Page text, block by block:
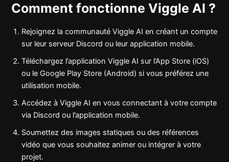
Comment fonctionne Viggle AI ?
Rejoignez la communauté Viggle AI en créant un compte
sur leur serveur Discord ou leur application mobile.
Téléchargez l’application Viggle AI sur l’App Store (iOS)
ou le Google Play Store (Android) si vous préférez une
utilisation mobile.
Accédez à Viggle AI en vous connectant à votre compte
via Discord ou l’application mobile.
Soumettez des images statiques ou des références
vidéo que vous souhaitez animer ou intégrer à votre
projet.